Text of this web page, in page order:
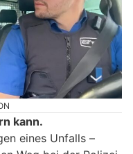
kann.
eines Unfalls –